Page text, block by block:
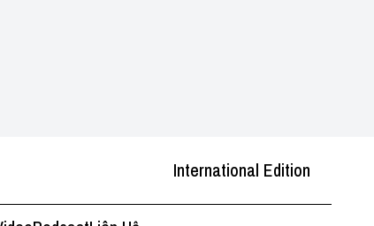
International Edition